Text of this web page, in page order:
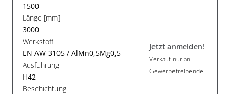
1500
Länge [mm]
3000
Werkstoff
EN AW-3105 / AlMn0,5Mg0,5
Ausführung
H42
Beschichtung
Jetztanmelden!
Verkauf nur an
Gewerbetreibende